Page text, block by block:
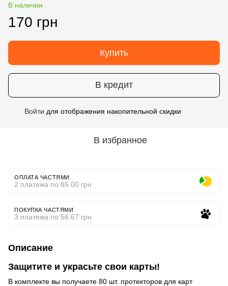
В наличии
170 грн
Купить
В кредит
Войти для отображения накопительной скидки
В избранное
ОПЛАТА ЧАСТЯМИ
2 платежа по 85.00 грн
ПОКУПКА ЧАСТЯМИ
3 платежа по 56.67 грн
Описание
Защитите и украсьте свои карты!
В комплекте вы получаете 80 шт. протекторов для карт